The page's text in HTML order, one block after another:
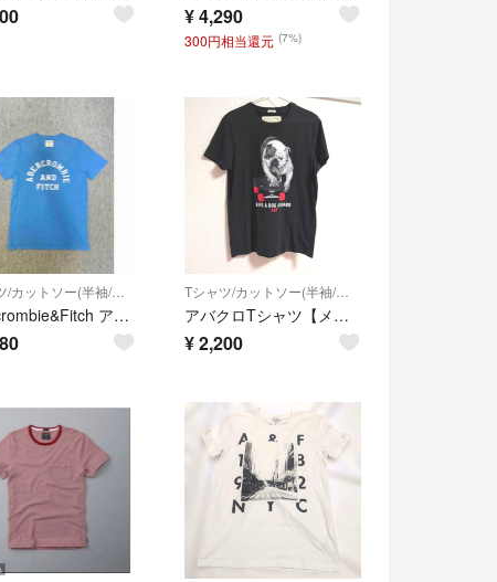
¥4,290
300円相当還元 (7%)
Tシャツ/カットソー(半袖/袖なし)
Abercrombie&Fitch アバクロンビー&フィッチ Tシャツ Ｓ.XS
Tシャツ/カットソー(半袖/袖なし)
アバクロTシャツ【メンズMサイズ】
¥2,200